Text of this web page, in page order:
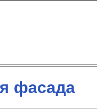
фасада